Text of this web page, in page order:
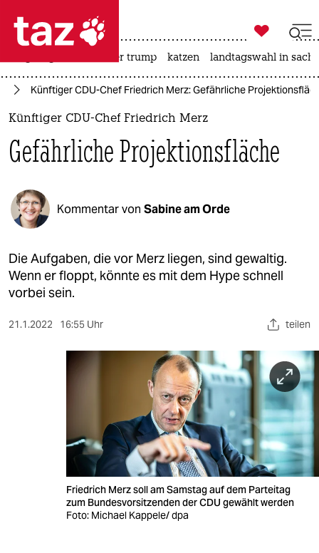
 taz zahl ich
taz zahl ich
themen
politik
öko
gesellschaft
kultur
sport
berlin
veranstaltungen

taz zahl ich
usa unter trump katzen landtagswahl in
Künftiger CDU-Chef Friedrich Merz: Gefährliche
Künftiger CDU-Chef Friedrich Merz
Gefährliche Projektionsfläche
Kommentar von Sabine am Orde
Die Aufgaben, die vor Merz liegen, sind gewaltig.
Wenn er floppt, könnte es mit dem Hype schnell
vorbei sein.
21.1.2022 16:55 Uhr teilen
Friedrich Merz soll am Samstag auf dem Parteitag
zum Bundesvorsitzenden der CDU gewählt werden
Foto: Michael Kappele/ dpa